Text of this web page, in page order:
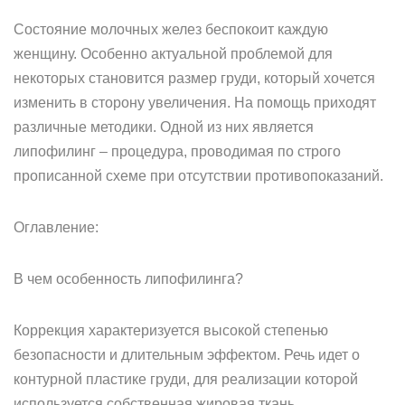
Состояние молочных желез беспокоит каждую
женщину. Особенно актуальной проблемой для
некоторых становится размер груди, который хочется
изменить в сторону увеличения. На помощь приходят
различные методики. Одной из них является
липофилинг – процедура, проводимая по строго
прописанной схеме при отсутствии противопоказаний.
Оглавление:
В чем особенность липофилинга?
Коррекция характеризуется высокой степенью
безопасности и длительным эффектом. Речь идет о
контурной пластике груди, для реализации которой